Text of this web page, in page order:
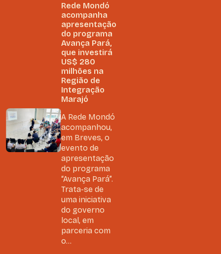
Rede Mondó
acompanha
apresentação
do programa
Avança Pará,
que investirá
US$ 280
milhões na
Região de
Integração
Marajó
A Rede Mondó
acompanhou,
em Breves, o
evento de
apresentação
do programa
“Avança Pará”.
Trata-se de
uma iniciativa
do governo
local, em
parceria com
o...